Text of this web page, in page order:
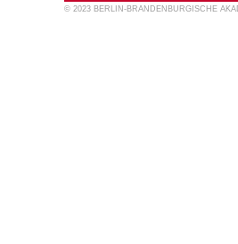
© 2023 BERLIN-BRANDENBURGISCHE